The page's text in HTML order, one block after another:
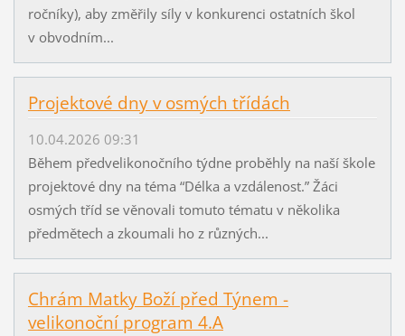
ročníky), aby změřily síly v konkurenci ostatních škol
v obvodním...
Projektové dny v osmých třídách
10.04.2026 09:31
Během předvelikonočního týdne proběhly na naší škole
projektové dny na téma “Délka a vzdálenost.” Žáci
osmých tříd se věnovali tomuto tématu v několika
předmětech a zkoumali ho z různých...
Chrám Matky Boží před Týnem -
velikonoční program 4.A